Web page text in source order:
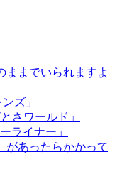
ままでいられますよ
ズ」
さワールド」
ライナー」
があったらかかって